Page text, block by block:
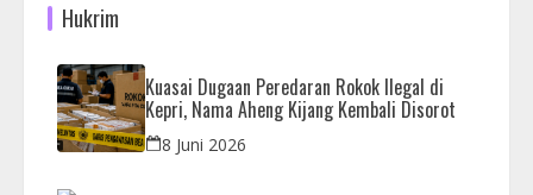
Hukrim
Kuasai Dugaan Peredaran Rokok Ilegal di
Kepri, Nama Aheng Kijang Kembali Disorot
8 Juni 2026